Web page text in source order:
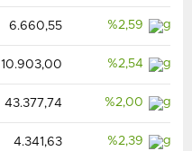
6.660,55 %2,59
10.903,00 %2,54
43.377,74 %2,00
4.341,63 %2,39
17:00
BUGÜN